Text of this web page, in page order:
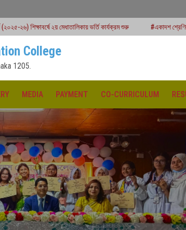
ভর্তি কার্যক্রম শুরু #একাদশ শ্রেণির বার্ষিক পরীক্ষার রুটিন
College
1205.
MEDIA PAYMENT CO-CURRICULUM